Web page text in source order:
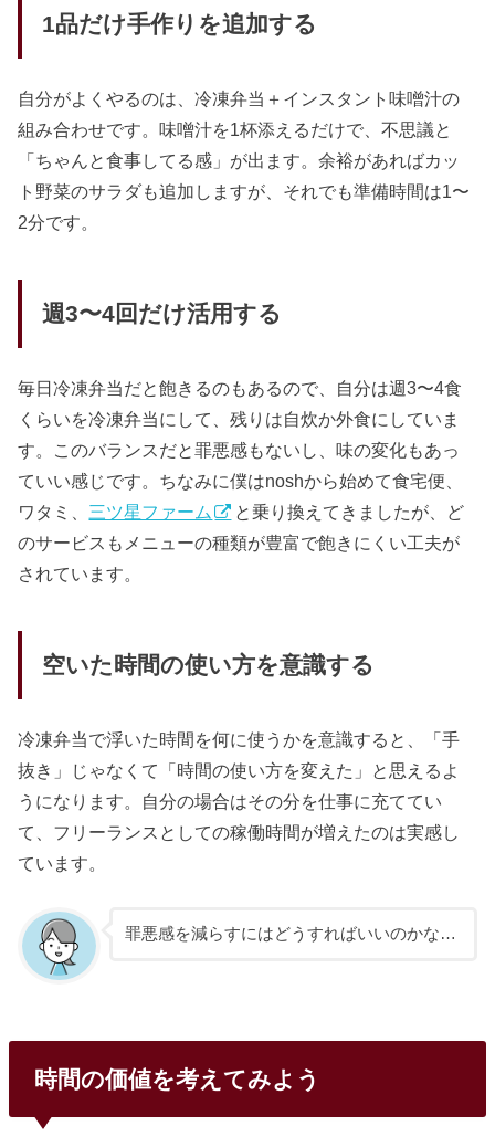
1品だけ手作りを追加する
自分がよくやるのは、冷凍弁当＋インスタント味噌汁の
組み合わせです。味噌汁を1杯添えるだけで、不思議と
「ちゃんと食事してる感」が出ます。余裕があればカッ
ト野菜のサラダも追加しますが、それでも準備時間は1〜
2分です。
週3〜4回だけ活用する
毎日冷凍弁当だと飽きるのもあるので、自分は週3〜4食
くらいを冷凍弁当にして、残りは自炊か外食にしていま
す。このバランスだと罪悪感もないし、味の変化もあっ
ていい感じです。ちなみに僕はnoshから始めて食宅便、
ワタミ、 三ツ星ファーム
と乗り換えてきましたが、ど
のサービスもメニューの種類が豊富で飽きにくい工夫が
されています。
空いた時間の使い方を意識する
冷凍弁当で浮いた時間を何に使うかを意識すると、「手
抜き」じゃなくて「時間の使い方を変えた」と思えるよ
うになります。自分の場合はその分を仕事に充ててい
て、フリーランスとしての稼働時間が増えたのは実感し
ています。
罪悪感を減らすにはどうすればいいのかな…
時間の価値を考えてみよう